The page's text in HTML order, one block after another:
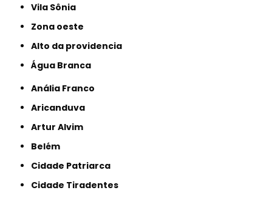
Vila Sônia
Zona oeste
alto da providencia
Água Branca
Anália Franco
Aricanduva
Artur Alvim
Belém
Cidade Patriarca
Cidade Tiradentes